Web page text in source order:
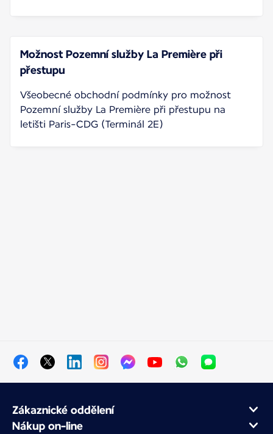
Možnost Pozemní služby La Première při
přestupu
Všeobecné obchodní podmínky pro možnost
Pozemní služby La Première při přestupu na
letišti Paris-CDG (Terminál 2E)
Zákaznické oddělení
Nákup on-line